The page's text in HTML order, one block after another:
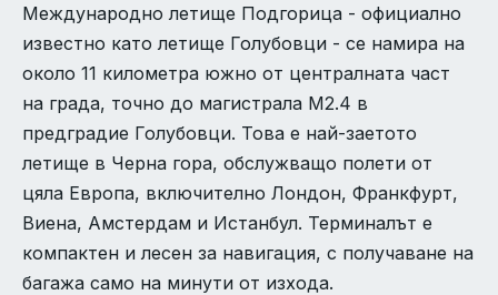
Международно летище Подгорица - официално
известно като летище Голубовци - се намира на
около 11 километра южно от централната част
на града, точно до магистрала M2.4 в
предградие Голубовци. Това е най-заетото
летище в Черна гора, обслужващо полети от
цяла Европа, включително Лондон, Франкфурт,
Виена, Амстердам и Истанбул. Терминалът е
компактен и лесен за навигация, с получаване на
багажа само на минути от изхода.